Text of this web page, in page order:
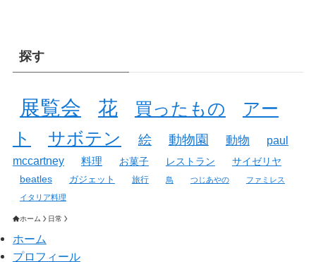
探す
展覧会 花 買ったもの
アー
ト
サボテン 絵 動物園 動物
paul
mccartney
料理 お菓子 レストラン サイゼリヤ
beatles ガジェット 旅行 鳥 つじあやの ファミレス
イタリア料理
ホーム 日常
ホーム
プロフィール